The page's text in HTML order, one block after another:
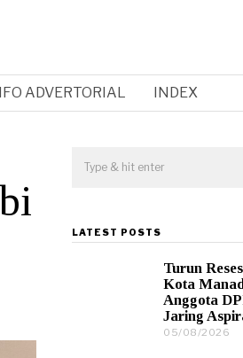
ADVERTORIAL INDEX
LATEST POSTS
Turun
Kota
Anggota
Jaring
05/08/2026